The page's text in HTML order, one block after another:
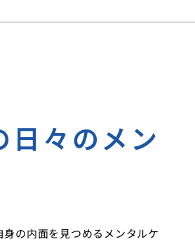
々のメン
の内面を見つめるメンタルケ